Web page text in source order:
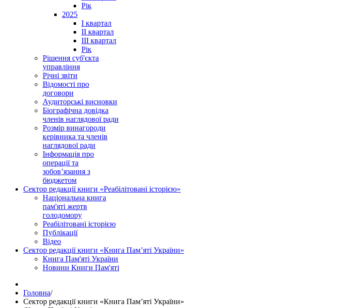
Рік
2025
I квартал
II квартал
III квартал
Рік
Рішення суб'єкта
управління
Річні звіти
Відомості про
договори
Аудиторські висновки
Біографічна довідка
членів наглядової ради
Розмір винагороди
керівника та членів
наглядової ради
Інформація про
операції та
зобов’язання з
бюджетом
Сектор редакції книги «Реабілітовані історією»
Національна книга
пам'яті жертв
голодомору
Реабілітовані історією
Публікації
Відео
Сектор редакції книги «Книга Пам’яті України»
Книга Пам'яті України
Новини Книги Пам'яті
Головна/
Сектор редакції книги «Книга Пам’яті України»